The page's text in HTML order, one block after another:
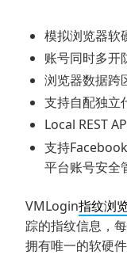
模拟浏览器软
账号同时多开
浏览器数据跨
支持自配独立
Local REST
支持
平台账号安全
VMLogin指纹浏
踪的指纹信息，
拥有唯一的软硬